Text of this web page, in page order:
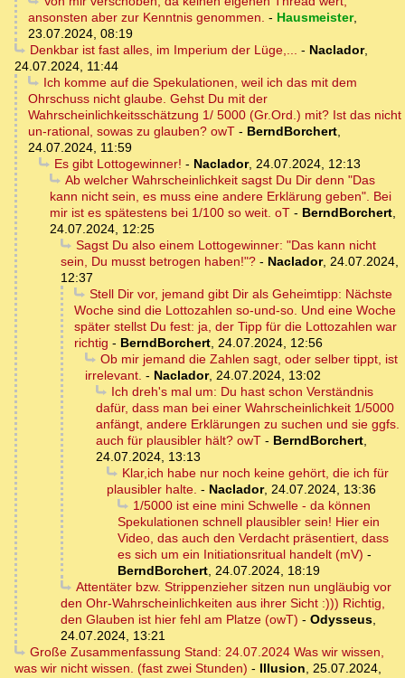
ansonsten aber zur Kenntnis genommen. - Hausmeister,
23.07.2024, 08:19
Denkbar ist fast alles, im Imperium der Lüge,...
- Naclador,
24.07.2024, 11:44
Ich komme auf die Spekulationen, weil ich das mit dem
Ohrschuss nicht glaube. Gehst Du mit der
Wahrscheinlichkeitsschätzung 1/ 5000 (Gr.Ord.) mit? Ist das nicht
un-rational, sowas zu glauben? owT - BerndBorchert
24.07.2024, 11:59
Es gibt Lottogewinner! - Naclador, 24.07.2024, 12:13
Ab welcher Wahrscheinlichkeit sagst Du Dir denn "Das
kann nicht sein, es muss eine andere Erklärung geben". Bei
mir ist es spätestens bei 1/100 so weit. oT - BerndBorchert
24.07.2024, 12:25
Sagst Du also einem Lottogewinner: "Das kann nicht
sein, Du musst betrogen haben!"? - Naclador, 24.07.2024,
12:37
Stell Dir vor, jemand gibt Dir als Geheimtipp: Nächste
Woche sind die Lottozahlen so-und-so. Und eine Woche
später stellst Du fest: ja, der Tipp für die Lottozahlen war
richtig - BerndBorchert 24.07.2024, 12:56
Ob mir jemand die Zahlen sagt, oder selber tippt, ist
irrelevant. - Naclador, 24.07.2024, 13:02
Ich dreh's mal um: Du hast schon Verständnis
dafür, dass man bei einer Wahrscheinlichkeit 1/5000
anfängt, andere Erklärungen zu suchen und sie ggfs.
auch für plausibler hält? owT - BerndBorchert
24.07.2024, 13:13
Klar,ich habe nur noch keine gehört, die ich für
plausibler halte. - Naclador, 24.07.2024, 13:36
1/5000 ist eine mini Schwelle - da können
Spekulationen schnell plausibler sein! Hier ein
Video, das auch den Verdacht präsentiert, dass
es sich um ein Initiationsritual handelt (mV) -
BerndBorchert 24.07.2024, 18:19
Attentäter bzw. Strippenzieher sitzen nun ungläubig vor
den Ohr-Wahrscheinlichkeiten aus ihrer Sicht :))) Richtig,
den Glauben ist hier fehl am Platze (owT) - Odysseus
24.07.2024, 13:21
Große Zusammenfassung Stand: 24.07.2024 Was wir wissen,
was wir nicht wissen. (fast zwei Stunden) - Illusion
25.07.2024,